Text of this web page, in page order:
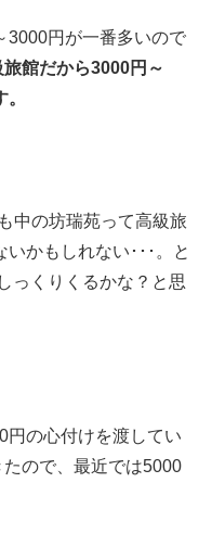
3000円が一番多いので
館だから3000円～
中の坊瑞苑って高級旅
かもしれない･･･。と
っくりくるかな？と思
円の心付けを渡してい
ので、最近では5000